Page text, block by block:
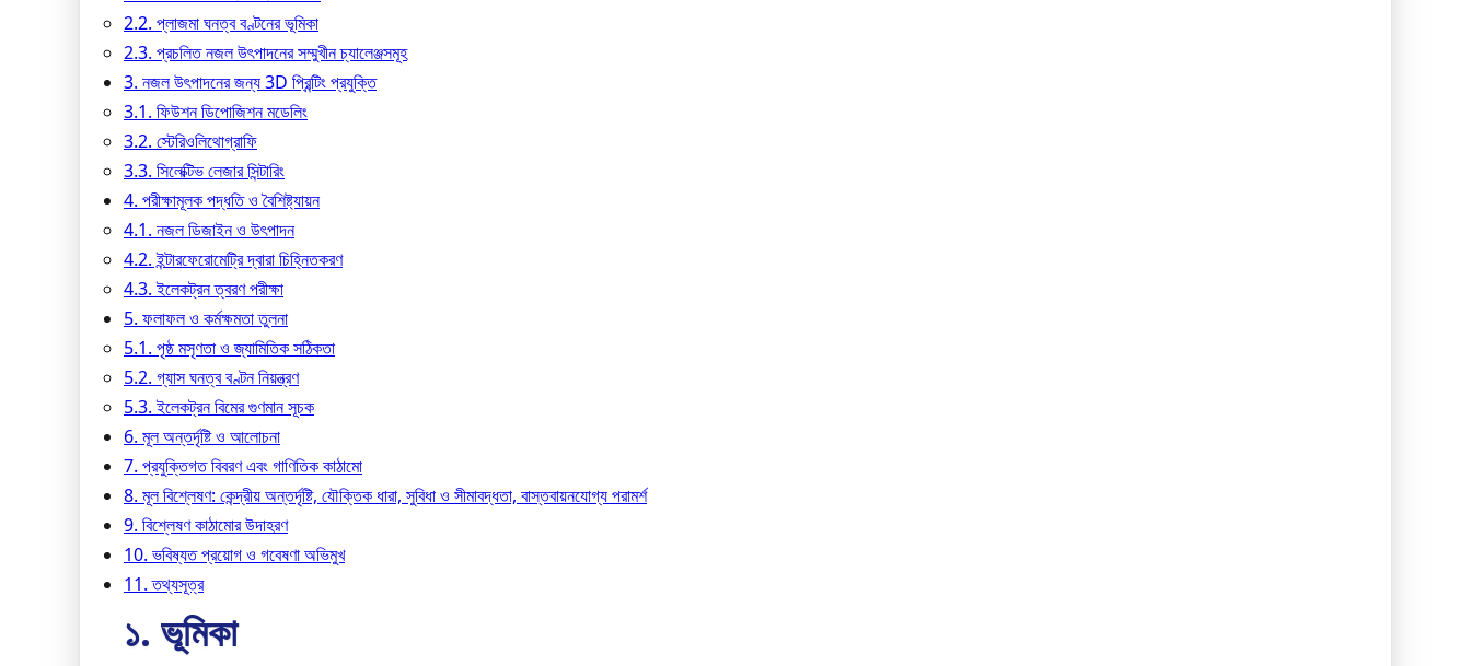
2.2. প্লাজমা ঘনত্ব বণ্টনের ভূমিকা
2.3. প্রচলিত নজল উৎপাদনের সম্মুখীন চ্যালেঞ্জসমূহ
3. নজল উৎপাদনের জন্য 3D প্রিন্টিং প্রযুক্তি
3.1. ফিউশন ডিপোজিশন মডেলিং
3.2. স্টেরিওলিথোগ্রাফি
3.3. সিলেক্টিভ লেজার সিন্টারিং
4. পরীক্ষামূলক পদ্ধতি ও বৈশিষ্ট্যায়ন
4.1. নজল ডিজাইন ও উৎপাদন
4.2. ইন্টারফেরোমেট্রি দ্বারা চিহ্নিতকরণ
4.3. ইলেকট্রন ত্বরণ পরীক্ষা
5. ফলাফল ও কর্মক্ষমতা তুলনা
5.1. পৃষ্ঠ মসৃণতা ও জ্যামিতিক সঠিকতা
5.2. গ্যাস ঘনত্ব বণ্টন নিয়ন্ত্রণ
5.3. ইলেকট্রন বিমের গুণমান সূচক
6. মূল অন্তর্দৃষ্টি ও আলোচনা
7. প্রযুক্তিগত বিবরণ এবং গাণিতিক কাঠামো
8. মূল বিশ্লেষণ: কেন্দ্রীয় অন্তর্দৃষ্টি, যৌক্তিক ধারা, সুবিধা ও সীমাবদ্ধতা, বাস্তবায়নযোগ্য পরামর্শ
9. বিশ্লেষণ কাঠামোর উদাহরণ
10. ভবিষ্যত প্রয়োগ ও গবেষণা অভিমুখ
11. তথ্যসূত্র
১. ভূমিকা